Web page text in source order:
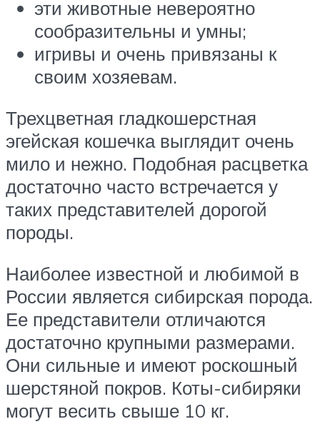
эти животные невероятно
сообразительны и умны;
игривы и очень привязаны к
своим хозяевам.
Трехцветная гладкошерстная
эгейская кошечка выглядит очень
мило и нежно. Подобная расцветка
достаточно часто встречается у
таких представителей дорогой
породы.
Наиболее известной и любимой в
России является сибирская порода.
Ее представители отличаются
достаточно крупными размерами.
Они сильные и имеют роскошный
шерстяной покров. Коты-сибиряки
могут весить свыше 10 кг.